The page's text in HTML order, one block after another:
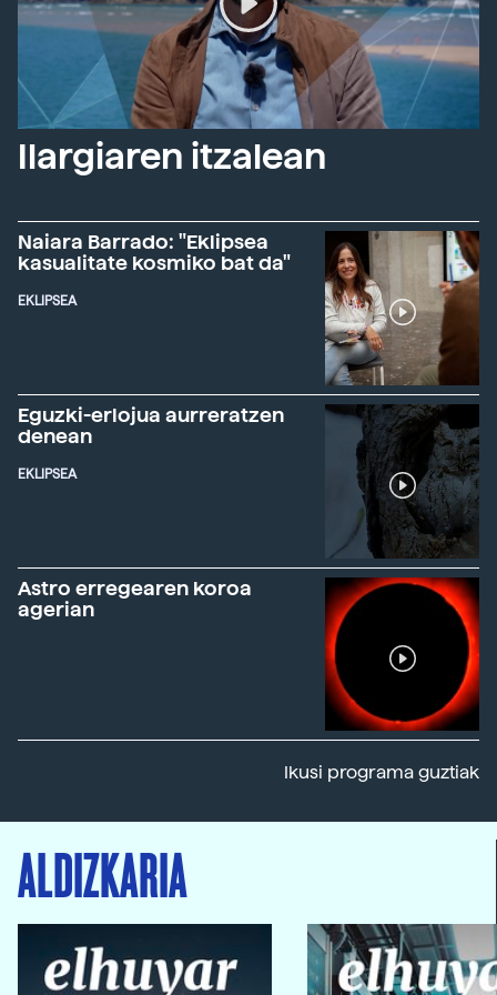
Ilargiaren itzalean
Naiara Barrado: "Eklipsea
kasualitate kosmiko bat da"
EKLIPSEA
Eguzki-erlojua aurreratzen
denean
EKLIPSEA
Astro erregearen koroa
agerian
Ikusi programa guztiak
ALDIZKARIA